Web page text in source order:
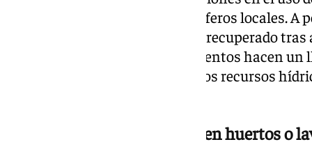
estado «preocupante» de lo acuíferos locales.
niveles subterráneos no se han recuperado tras
precipitaciones». Los ayuntamientos hacen
los ciudadanos para preservar los recursos
Se prohíbe el uso para riego en huertos o